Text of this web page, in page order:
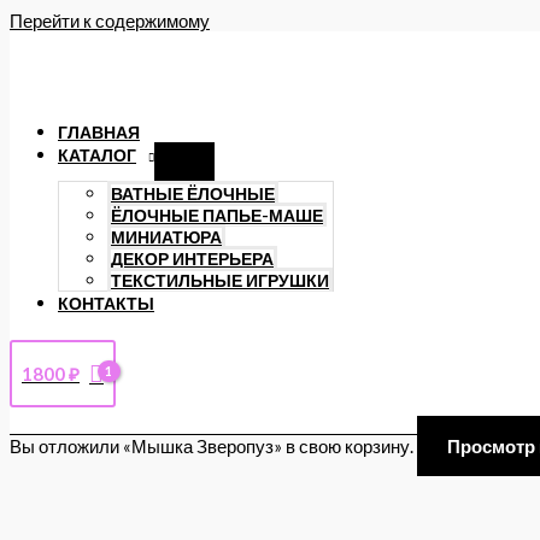
Перейти к содержимому
ГЛАВНАЯ
КАТАЛОГ
ВАТНЫЕ ЁЛОЧНЫЕ
ЁЛОЧНЫЕ ПАПЬЕ-МАШЕ
МИНИАТЮРА
ДЕКОР ИНТЕРЬЕРА
ТЕКСТИЛЬНЫЕ ИГРУШКИ
КОНТАКТЫ
1800₽
Вы отложили «Мышка Зверопуз» в свою корзину. Просмотр